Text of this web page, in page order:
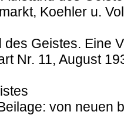
Koehler u.
des Geistes. Eine
Nr. 11, August
von neuen